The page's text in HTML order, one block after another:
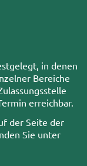
in denen
Bereiche
erreichbar.
der Seite der
Sie unter